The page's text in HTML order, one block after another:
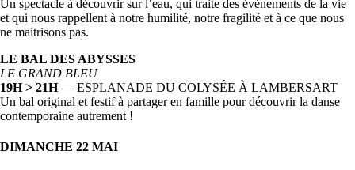
Un spectacle à découvrir sur l’eau, qui traite des événements de la vie
et qui nous rappellent à notre humilité, notre fragilité et à ce que nous
ne maitrisons pas.
LE BAL DES ABYSSES
LE GRAND BLEU
19H > 21H— ESPLANADE DU COLYSÉE À LAMBERSART
Un bal original et festif à partager en famille pour découvrir la danse
contemporaine autrement !
DIMANCHE 22 MAI